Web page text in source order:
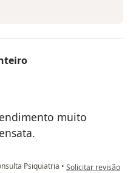
muito
Psiquiatria • na opinião do
Solicitar revisão